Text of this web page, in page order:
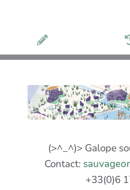
(>^_^)> Galope
Contact:
+33(0)6